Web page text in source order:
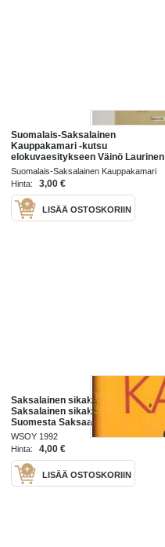
Suomalais-Saksalainen
Kauppakamari -kutsu
elokuvaesitykseen Väinö Laurinen
Suomalais-Saksalainen Kauppakamari
1927
Hinta: 3,00 €
LISÄÄ OSTOSKORIIN
Saksalainen sikakoira, 1992. 1.p.
Saksalainen sikakoira on
Suomesta Saksaan lähtevä
juutalainen, joka siellä löytää
itsestään ripauksen
saksalaisuutta.
WSOY 1992
Hinta:
4,00 €
LISÄÄ OSTOSKORIIN